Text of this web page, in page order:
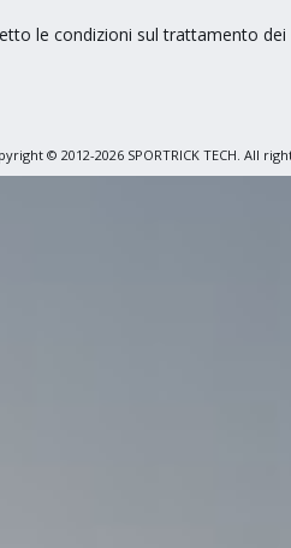
le condizioni sul trattamento
© 2012-2026 SPORTRICK TECH. All